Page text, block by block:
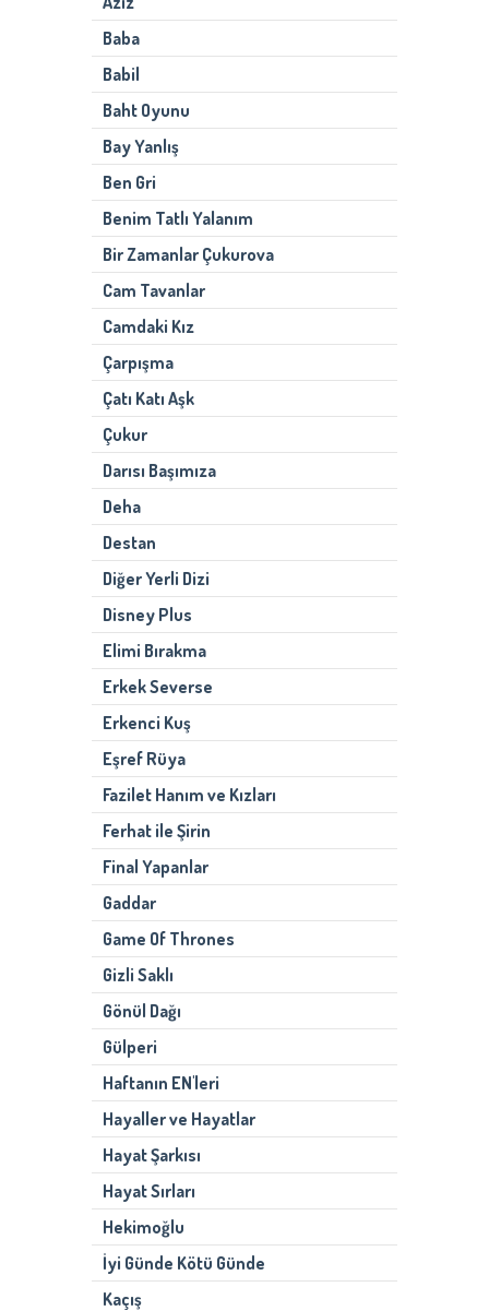
Baba
Babil
Baht Oyunu
Bay Yanlış
Ben Gri
Benim Tatlı Yalanım
Bir Zamanlar Çukurova
Cam Tavanlar
Camdaki Kız
Çarpışma
Çatı Katı Aşk
Çukur
Darısı Başımıza
Deha
Destan
Diğer Yerli Dizi
Disney Plus
Elimi Bırakma
Erkek Severse
Erkenci Kuş
Eşref Rüya
Fazilet Hanım ve Kızları
Ferhat ile Şirin
Final Yapanlar
Gaddar
Game Of Thrones
Gizli Saklı
Gönül Dağı
Gülperi
Haftanın EN'leri
Hayaller ve Hayatlar
Hayat Şarkısı
Hayat Sırları
Hekimoğlu
İyi Günde Kötü Günde
Kaçış